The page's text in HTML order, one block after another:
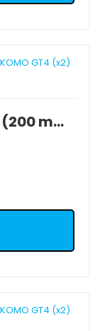
ZE-010BW/Cardans 56mm (200 mm) YOKOMO GT4 (x2) NEUF.